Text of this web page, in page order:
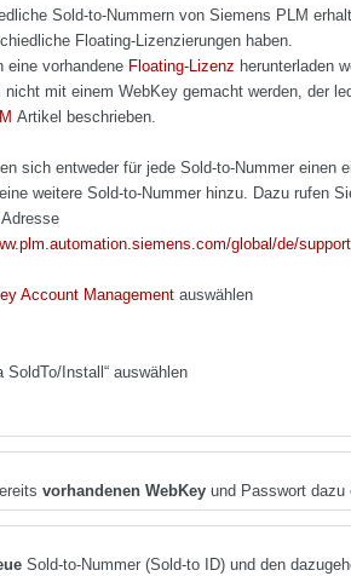
Sold-to-Nummern von Siemens PLM
Floating-Lizenzierungen haben.
eine vorhandene Floating-Lizenz herunterladen
nicht mit einem WebKey gemacht werden, der
Artikel beschrieben.
sich entweder für jede Sold-to-Nummer einen
eine weitere Sold-to-Nummer hinzu. Dazu rufen
global/de/
Account Management auswählen
SoldTo/Install“ auswählen
vorhandenen WebKey und Passwort dazu
Sold-to-Nummer (Sold-to ID) und den